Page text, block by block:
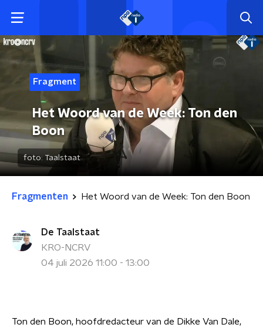
Fragment
Het Woord van de Week: Ton den
Boon
foto: Taalstaat
Fragmenten Het Woord van de Week: Ton den Boon
De Taalstaat
KRO-NCRV
04 juli 2026 11:00 - 13:00
Ton den Boon, hoofdredacteur van de Dikke Van Dale,